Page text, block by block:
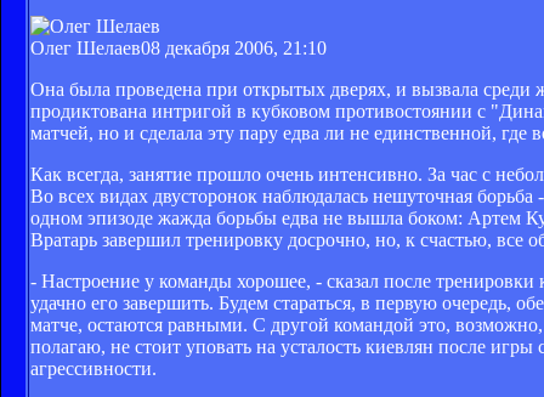
Олег Шелаев08 декабря 2006, 21:10
Она была проведена при открытых дверях, и вызвала среди
продиктована интригой в кубковом противостоянии с
матчей, но и сделала эту пару едва ли не единственной, где
Как всегда, занятие прошло очень интенсивно. За час с
Во всех видах двусторонок наблюдалась нешуточная
одном эпизоде жажда борьбы едва не вышла боком: Артем
Вратарь завершил тренировку досрочно, но, к счастью, все
- Настроение у команды хорошее, - сказал после
удачно его завершить. Будем стараться, в первую очередь,
матче, остаются равными. С другой командой это,
полагаю, не стоит уповать на усталость киевлян после
агрессивности.